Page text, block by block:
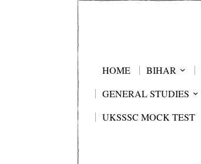
HOME BIHAR
GENERAL STUDIES
UKSSSC MOCK TEST